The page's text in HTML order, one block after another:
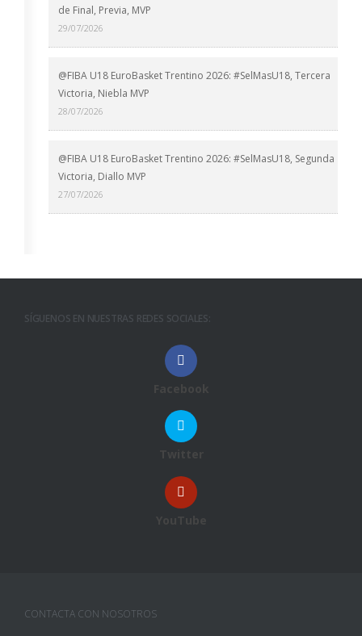
de Final, Previa, MVP
29/07/2026
@FIBA U18 EuroBasket Trentino 2026: #SelMasU18, Tercera
Victoria, Niebla MVP
28/07/2026
@FIBA U18 EuroBasket Trentino 2026: #SelMasU18, Segunda
Victoria, Diallo MVP
27/07/2026
SÍGUENOS EN NUESTRAS REDES SOCIALES:
Facebook
Twitter
YouTube
CONTACTA CON NOSOTROS